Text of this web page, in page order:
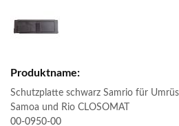
Schutzplatte schwarz Samrio für
Samoa und Rio CLOSOMAT
00-0950-00